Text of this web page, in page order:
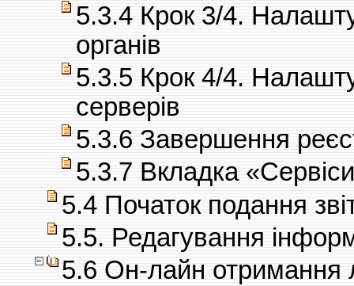
5.3.4 Крок 3/4.
органів
5.3.5 Крок 4/4.
серверів
5.3.6 Завершення
5.3.7 Вкладка
5.4 Початок подання
5.5. Редагування
5.6 Он-лайн отримання